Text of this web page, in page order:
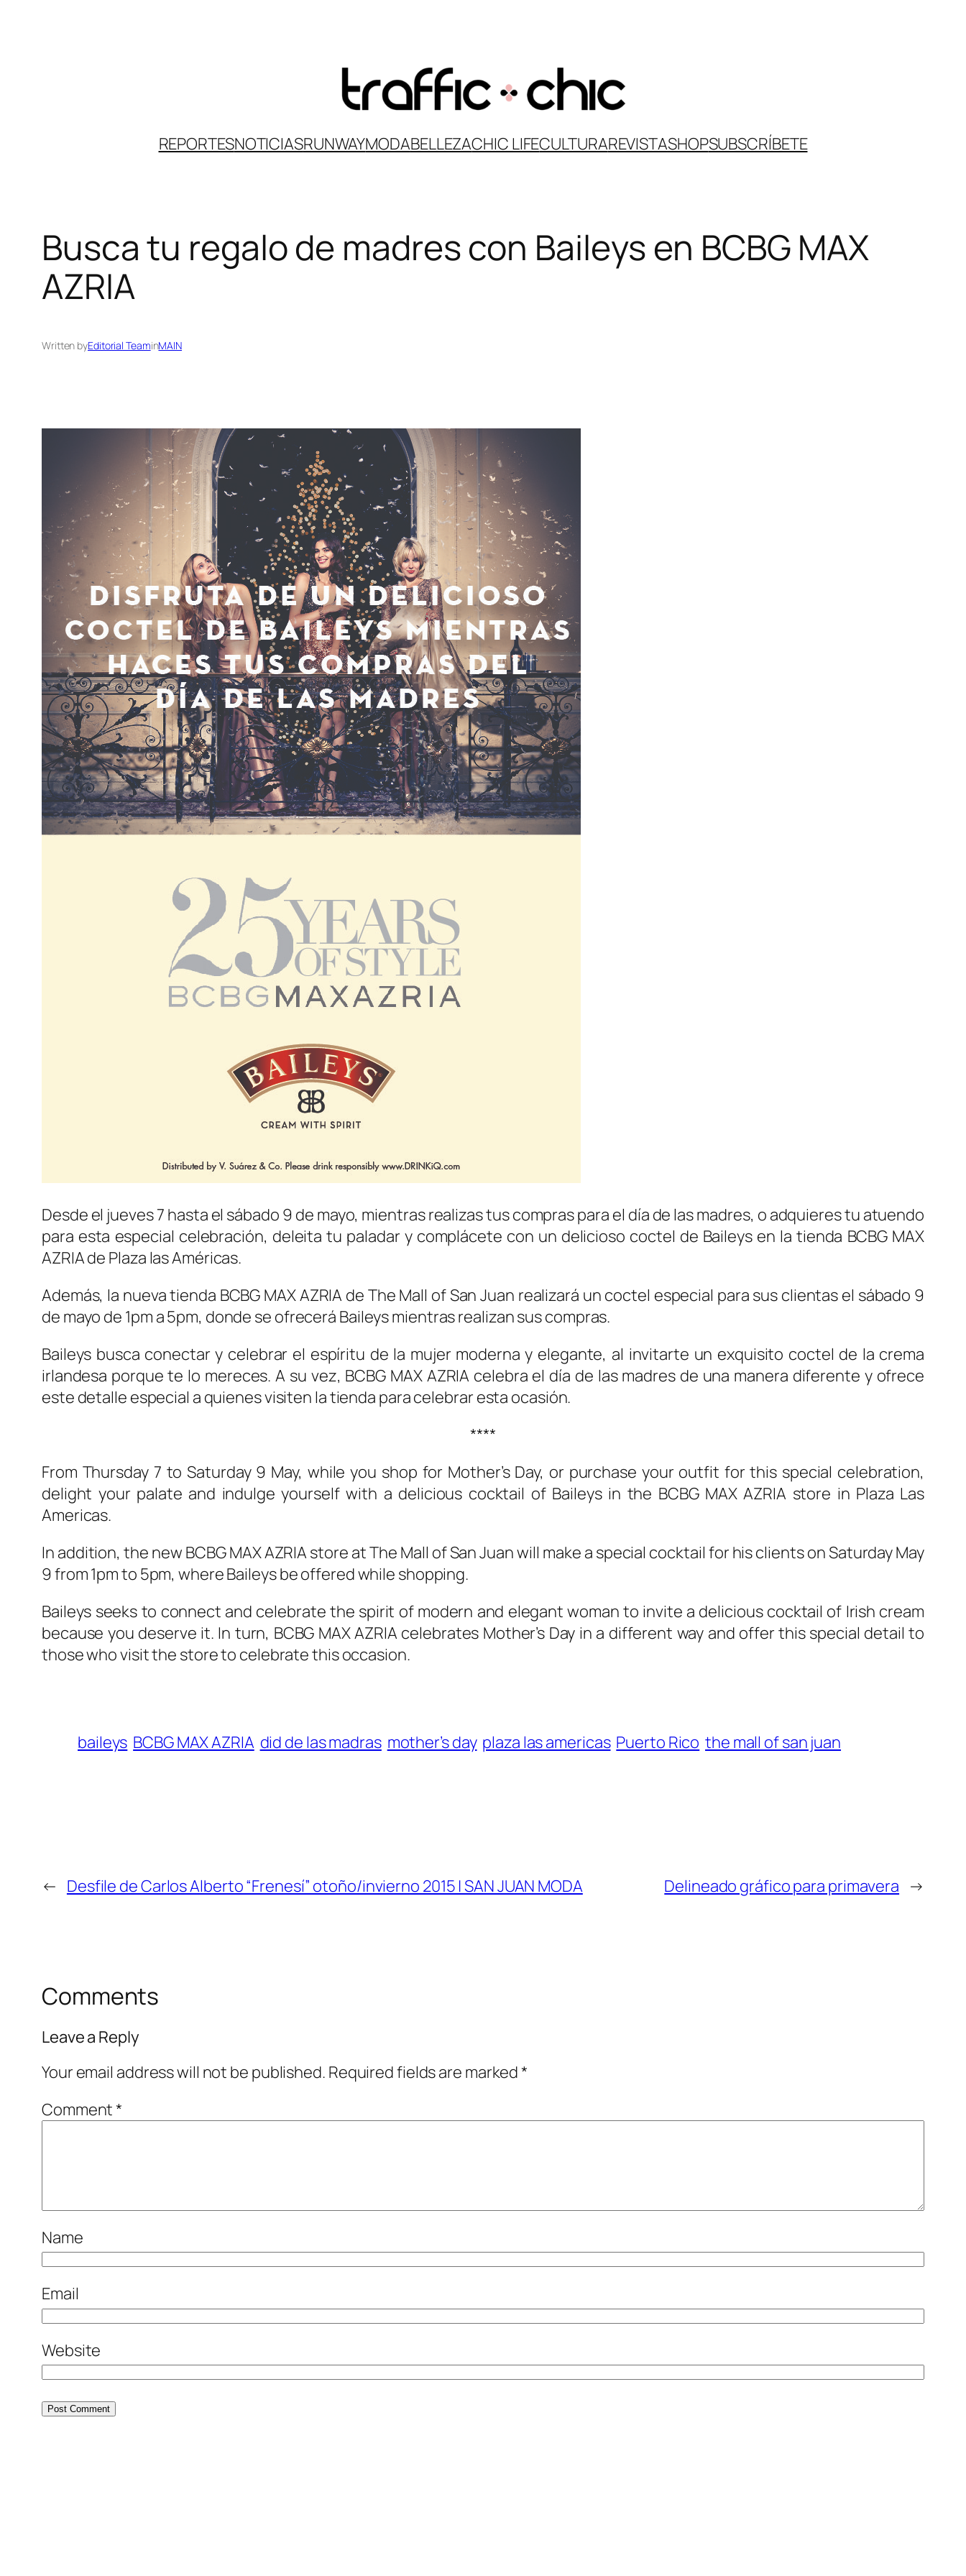
REPORTESNOTICIASRUNWAYMODABELLEZACHIC LIFECULTURAREVISTASHOPSUBSCRÍBETE
Busca tu regalo de madres con Baileys en BCBG MAX
AZRIA
Written byEditorial TeaminMAIN
Desde el jueves 7 hasta el sábado 9 de mayo, mientras realizas tus compras para el día de las madres, o adquieres tu atuendo
para esta especial celebración, deleita tu paladar y complácete con un delicioso coctel de Baileys en la tienda BCBG MAX
AZRIA de Plaza las Américas.
Además, la nueva tienda BCBG MAX AZRIA de The Mall of San Juan realizará un coctel especial para sus clientas el sábado 9
de mayo de 1pm a 5pm, donde se ofrecerá Baileys mientras realizan sus compras.
Baileys busca conectar y celebrar el espíritu de la mujer moderna y elegante, al invitarte un exquisito coctel de la crema
irlandesa porque te lo mereces. A su vez, BCBG MAX AZRIA celebra el día de las madres de una manera diferente y ofrece
este detalle especial a quienes visiten la tienda para celebrar esta ocasión.
****
From Thursday 7 to Saturday 9 May, while you shop for Mother’s Day, or purchase your outfit for this special celebration,
delight your palate and indulge yourself with a delicious cocktail of Baileys in the BCBG MAX AZRIA store in Plaza Las
Americas.
In addition, the new BCBG MAX AZRIA store at The Mall of San Juan will make a special cocktail for his clients on Saturday May
9 from 1pm to 5pm, where Baileys be offered while shopping.
Baileys seeks to connect and celebrate the spirit of modern and elegant woman to invite a delicious cocktail of Irish cream
because you deserve it. In turn, BCBG MAX AZRIA celebrates Mother’s Day in a different way and offer this special detail to
those who visit the store to celebrate this occasion.
baileys BCBG MAX AZRIA did de las madras mother’s day plaza las americas Puerto Rico the mall of san juan
← Desfile de Carlos Alberto “Frenesí” otoño/invierno 2015 | SAN JUAN MODA Delineado gráfico para primavera →
Comments
Leave a Reply
Your email address will not be published. Required fields are marked*
Comment*
Name
Email
Website